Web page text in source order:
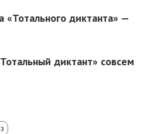
«Тотального диктанта» —
диктант» совсем